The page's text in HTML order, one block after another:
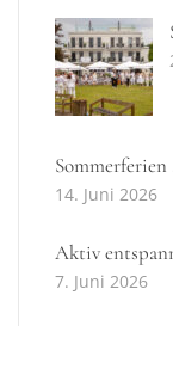
Sommerferien
14. Juni 2026
Aktiv
7. Juni 2026